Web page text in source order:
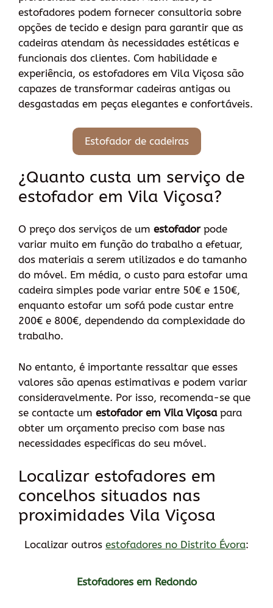
estofadores podem fornecer consultoria sobre
opções de tecido e design para garantir que as
cadeiras atendam às necessidades estéticas e
funcionais dos clientes. Com habilidade e
experiência, os estofadores em Vila Viçosa são
capazes de transformar cadeiras antigas ou
desgastadas em peças elegantes e confortáveis.
Estofador de cadeiras
¿Quanto custa um serviço de
estofador em Vila Viçosa?
O preço dos serviços de um estofadorpode
variar muito em função do trabalho a efetuar,
dos materiais a serem utilizados e do tamanho
do móvel. Em média, o custo para estofar uma
cadeira simples pode variar entre 50€ e 150€,
enquanto estofar um sofá pode custar entre
200€ e 800€, dependendo da complexidade do
trabalho.
No entanto, é importante ressaltar que esses
valores são apenas estimativas e podem variar
consideravelmente. Por isso, recomenda-se que
se contacte um estofador em Vila Viçosapara
obter um orçamento preciso com base nas
necessidades específicas do seu móvel.
Localizar estofadores em
concelhos situados nas
proximidades Vila Viçosa
Localizar outros estofadores no Distrito Évora:
Estofadores em Redondo